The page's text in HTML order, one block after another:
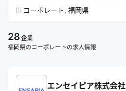
コーポレート, 福岡県
28 企業
福岡県のコーポレートの求人情報
エンセイピア株式会社